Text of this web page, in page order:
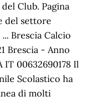
Club. Pagina
del settore
Brescia Calcio
Brescia - Anno
IT 00632690178 Il
Scolastico ha
di molti